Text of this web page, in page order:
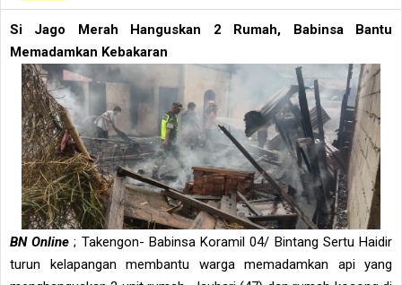
Si Jago Merah Hanguskan 2 Rumah, Babinsa Bantu
Memadamkan Kebakaran
BN Online ; Takengon- Babinsa Koramil 04/ Bintang Sertu Haidir
turun kelapangan membantu warga memadamkan api yang